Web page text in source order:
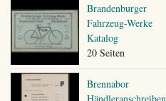
Brandenburger
Fahrzeug-Werke
Katalog
20 Seiten
Brennabor
Händleranschreiben